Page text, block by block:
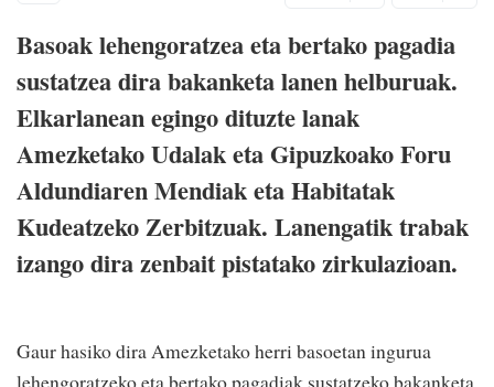
Basoak lehengoratzea eta bertako pagadia
sustatzea dira bakanketa lanen helburuak.
Elkarlanean egingo dituzte lanak
Amezketako Udalak eta Gipuzkoako Foru
Aldundiaren Mendiak eta Habitatak
Kudeatzeko Zerbitzuak. Lanengatik trabak
izango dira zenbait pistatako zirkulazioan.
Gaur hasiko dira Amezketako herri basoetan ingurua
lehengoratzeko eta bertako pagadiak sustatzeko bakanketa